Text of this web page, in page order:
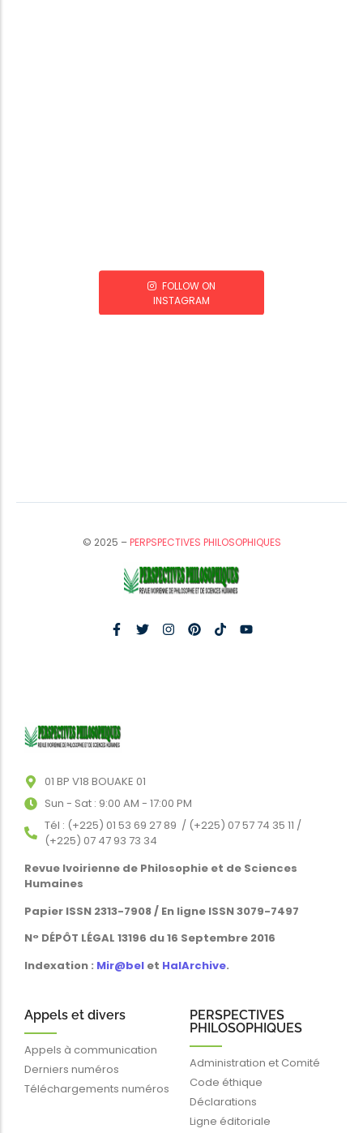
FOLLOW ON
INSTAGRAM
© 2025 –PERPSPECTIVES PHILOSOPHIQUES
01 BP V18 BOUAKE 01
Sun - Sat : 9:00 AM - 17:00 PM
Tél : (+225) 01 53 69 27 89 / (+225) 07 57 74 35 11 /
(+225) 07 47 93 73 34
Revue Ivoirienne de Philosophie et de Sciences
Humaines
Papier ISSN 2313-7908 / En ligne ISSN 3079-7497
N° DÉPÔT LÉGAL 13196 du 16 Septembre 2016
Indexation : Mir@bel et HalArchive.
Appels et divers
Appels à communication
Derniers numéros
Téléchargements numéros
PERSPECTIVES
PHILOSOPHIQUES
Administration et Comité
Code éthique
Déclarations
Ligne éditoriale